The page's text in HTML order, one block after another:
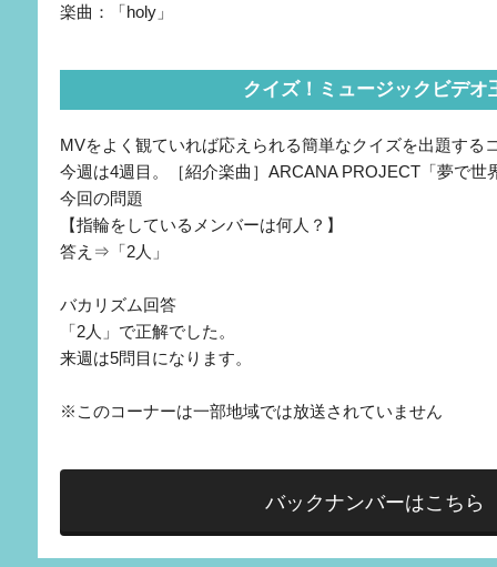
楽曲：「holy」
クイズ！ミュージックビデオ
MVをよく観ていれば応えられる簡単なクイズを出題する
今週は4週目。［紹介楽曲］ARCANA PROJECT「夢で世
今回の問題
【指輪をしているメンバーは何人？】
答え⇒「2人」
バカリズム回答
「2人」で正解でした。
来週は5問目になります。
※このコーナーは一部地域では放送されていません
バックナンバーはこちら